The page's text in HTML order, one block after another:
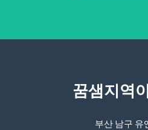
꿈샘지역
부산 남구 유